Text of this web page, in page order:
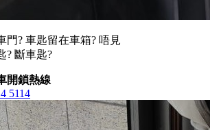
門? 車匙留在車箱? 唔見
? 斷車匙?
開鎖熱線
5114